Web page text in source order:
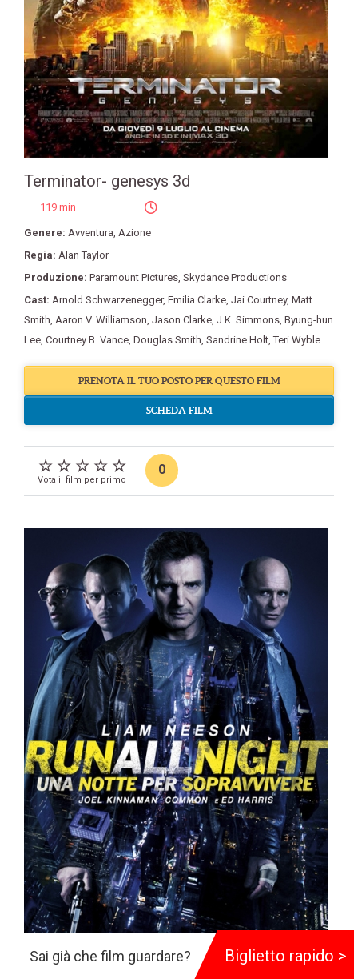
Terminator- genesys 3d
119 min
Genere: Avventura Azione
Regia: Alan Taylor
Produzione: Paramount Pictures Skydance Productions
Cast: Arnold Schwarzenegger, Emilia Clarke Jai Courtney, Matt
Smith Aaron V. Williamson Jason Clarke J.K. Simmons Byung-hun
Lee Courtney B. Vance Douglas Smith Sandrine Holt ,Teri Wyble
PRENOTA IL TUO POSTO PER QUESTO FILM
SCHEDA FILM
Vota il film per primo
0
Sai già che film guardare? Biglietto rapido >